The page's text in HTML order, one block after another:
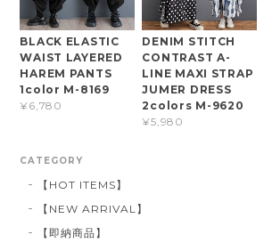
BLACK ELASTIC
WAIST LAYERED
HAREM PANTS
1color M-8169
¥6,780
DENIM STITCH
CONTRAST A-
LINE MAXI STRAP
JUMER DRESS
2colors M-9620
¥5,980
CATEGORY
【HOT ITEMS】
【NEW ARRIVAL】
【即納商品】